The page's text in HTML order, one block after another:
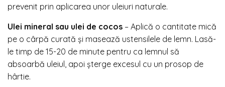
prevenit prin aplicarea unor uleiuri naturale.
Ulei mineral sau ulei de cocos – Aplică o cantitate mică
pe o cârpă curată și masează ustensilele de lemn. Lasă-
le timp de 15-20 de minute pentru ca lemnul să
absoarbă uleiul, apoi șterge excesul cu un prosop de
hârtie.